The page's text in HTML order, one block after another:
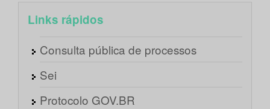
Links rápidos
Consulta pública de processos
Sei
Protocolo GOV.BR